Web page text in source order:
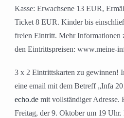
Kasse: Erwachsene 13 EUR,
Ticket 8 EUR. Kinder bis
freien Eintritt. Mehr Informationen
den Eintrittspreisen: www.meine-
3 x 2 Eintrittskarten zu gewinnen!
eine email mit dem Betreff „Infa
echo.de mit vollständiger Adresse.
Freitag, der 9. Oktober um 19